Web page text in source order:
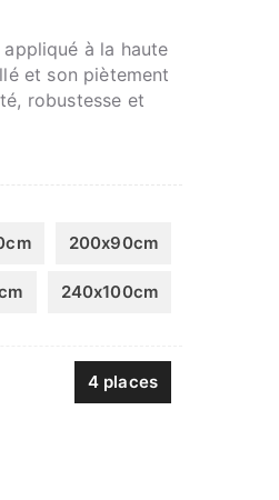
à la haute
et son piètement
robustesse et
200x90cm
240x100cm
4 places